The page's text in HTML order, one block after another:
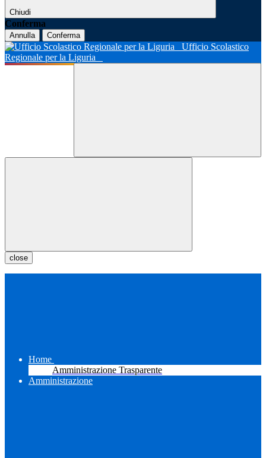
Chiudi
Conferma
Annulla Conferma
Ufficio Scolastico
Regionale per la Liguria
close
Home
Amministrazione Trasparente
Amministrazione